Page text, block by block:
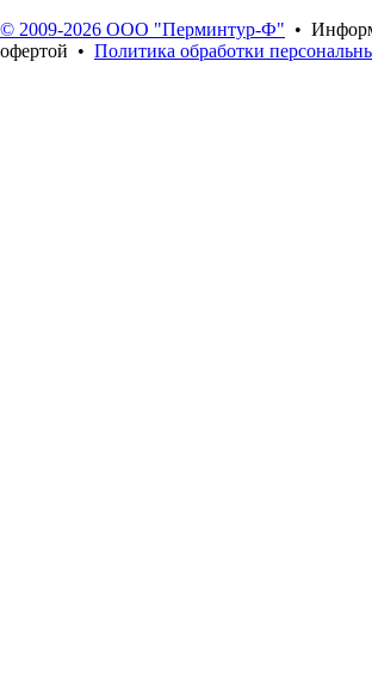
© 2009-2026 ООО "Перминтур-Ф" •
офертой • Политика обработки